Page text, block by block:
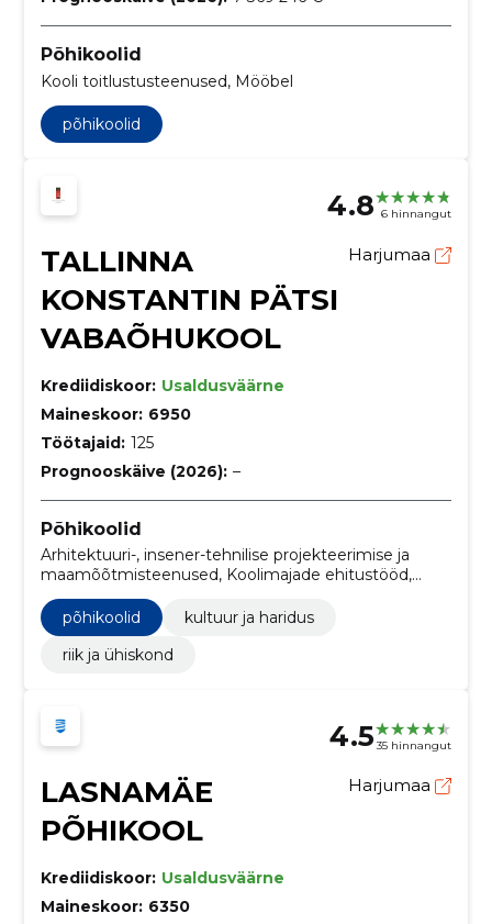
Põhikoolid
Kooli toitlustusteenused, Mööbel
põhikoolid
4.8 6 hinnangut
TALLINNA
KONSTANTIN PÄTSI
VABAÕHUKOOL
Harjumaa
Krediidiskoor: Usaldusväärne
Maineskoor: 6950
Töötajaid: 125
Prognooskäive (2026): –
Põhikoolid
Arhitektuuri-, insener-tehnilise projekteerimise ja
maamõõtmisteenused, Koolimajade ehitustööd,
Kooli toitlustusteenused, Mootorsõidukid kuni 10
inimese veoks, Koolitusvahendid ja -seadmed, kultuur
ja haridus, riik ja ühiskond
põhikoolid
kultuur ja haridus
riik ja ühiskond
4.5 35 hinnangut
LASNAMÄE
PÕHIKOOL
Harjumaa
Krediidiskoor: Usaldusväärne
Maineskoor: 6350